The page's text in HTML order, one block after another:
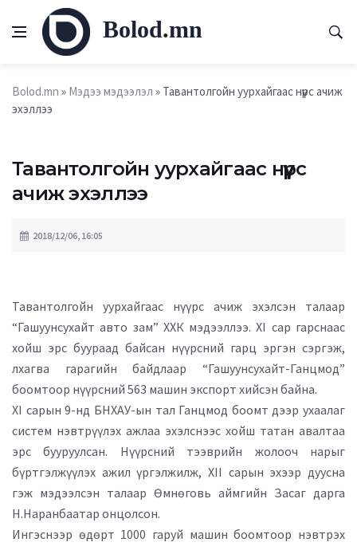
Bolod.mn
Bolod.mn » Мэдээ мэдээлэл » Тавантолгойн уурхайгаас нүүрс ачиж
эхэллээ
Тавантолгойн уурхайгаас нүүрс
ачиж эхэллээ
2018/12/06, 16:05
Тавантолгойн уурхайгаас нүүрс ачиж эхэлсэн талаар
“Гашуунсухайт авто зам” ХХК мэдээллээ. XI сар гарснаас
хойш эрс буураад байсан нүүрсний гарц эргэн сэргэж,
лхагва гарагийн байдлаар “Гашуунсухайт-Ганцмод”
боомтоор нүүрсний 563 машин экспорт хийсэн байна.
XI сарын 9-нд БНХАУ-ын тал Ганцмод боомт дээр ухаалаг
систем нэвтрүүлэх ажлаа эхэлснээс хойш татан авалтаа
эрс бууруулсан. Нүүрсний тээврийн жолооч нарыг
бүртгэлжүүлэх ажил үргэлжилж, XII сарын эхээр дуусна
гэж мэдээлсэн талаар Өмнөговь аймгийн Засаг дарга
Н.Наранбаатар онцолсон.
Ингэснээр өдөрт 1000 гаруй машин боомтоор нэвтрэх